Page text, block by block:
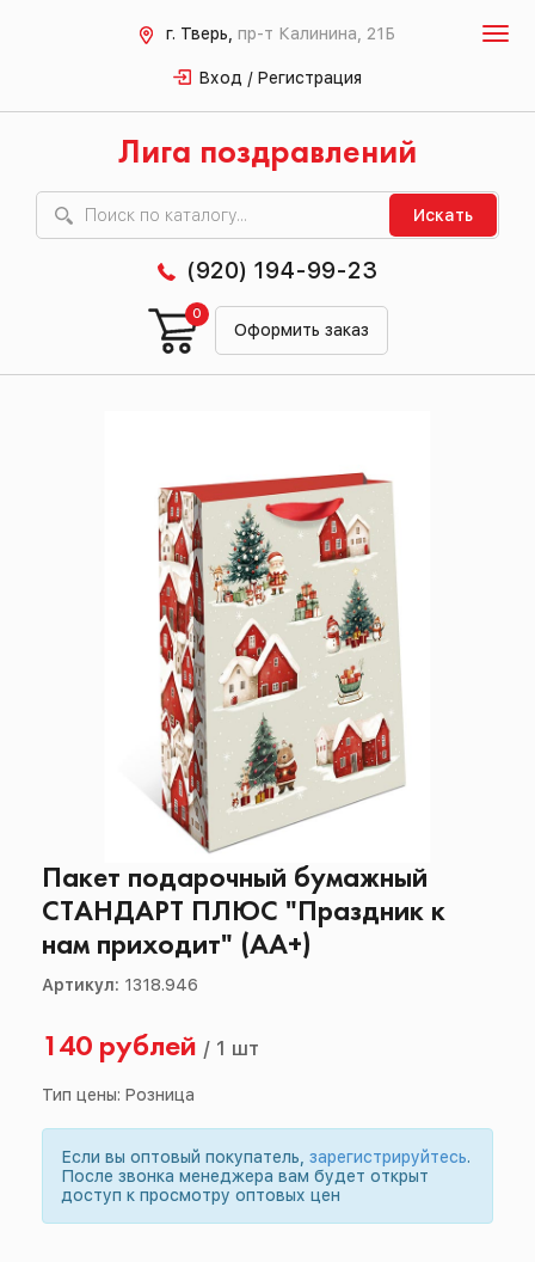
г. Тверь, пр-т Калинина, 21Б
Вход / Регистрация
Лига поздравлений
Искать
(920) 194-99-23
Оформить заказ
0
Пакет подарочный бумажный
СТАНДАРТ ПЛЮС "Праздник к
нам приходит" (АА+)
Артикул: 1318.946
140 рублей / 1 шт
Тип цены: Розница
Если вы оптовый покупатель, зарегистрируйтесь.
После звонка менеджера вам будет открыт
доступ к просмотру оптовых цен